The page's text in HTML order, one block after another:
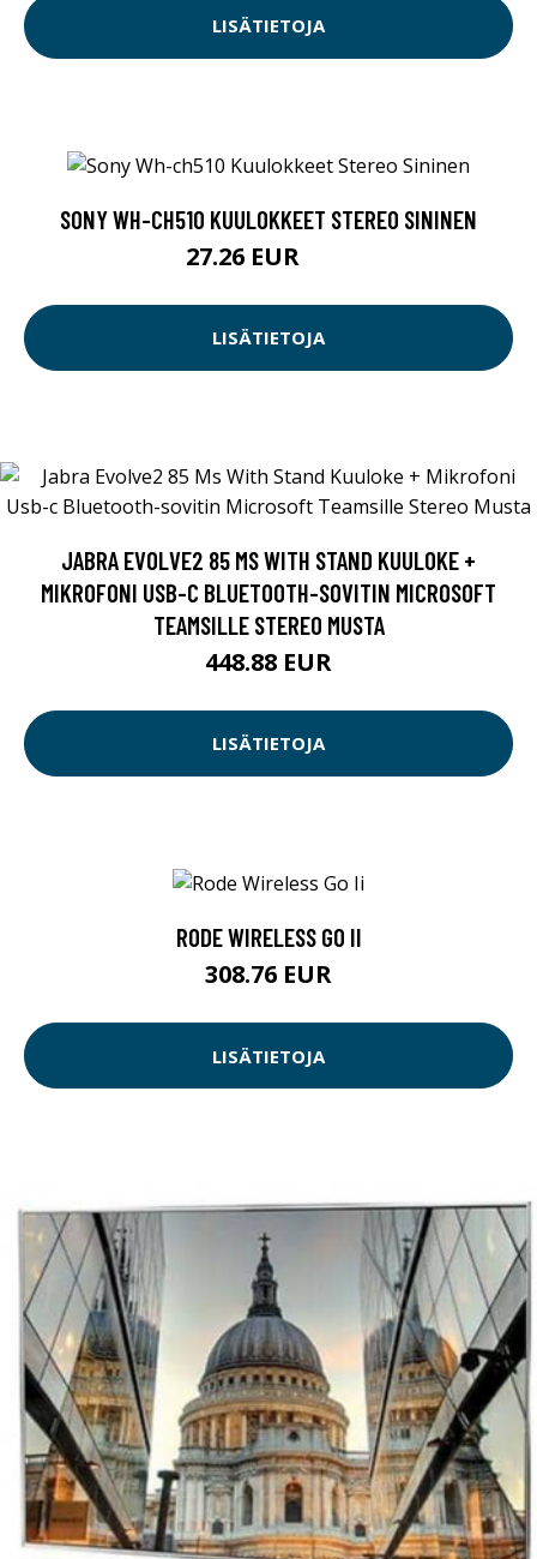
LISÄTIETOJA
SONY WH-CH510 KUULOKKEET STEREO SININEN
27.26 EUR
LISÄTIETOJA
JABRA EVOLVE2 85 MS WITH STAND KUULOKE +
MIKROFONI USB-C BLUETOOTH-SOVITIN MICROSOFT
TEAMSILLE STEREO MUSTA
448.88 EUR
LISÄTIETOJA
RODE WIRELESS GO II
308.76 EUR
LISÄTIETOJA